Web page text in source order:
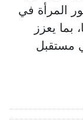
المرأة في
بما يعزز
مستقبل